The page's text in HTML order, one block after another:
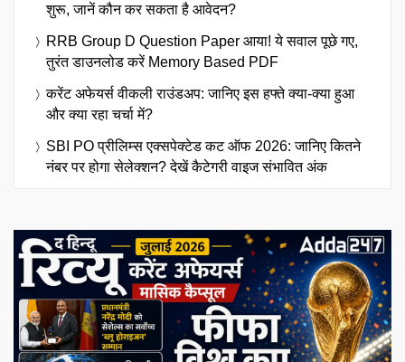
शुरू, जानें कौन कर सकता है आवेदन?
RRB Group D Question Paper आया! ये सवाल पूछे गए,
तुरंत डाउनलोड करें Memory Based PDF
करेंट अफेयर्स वीकली राउंडअप: जानिए इस हफ्ते क्या-क्या हुआ
और क्या रहा चर्चा में?
SBI PO प्रीलिम्स एक्सपेक्टेड कट ऑफ 2026: जानिए कितने
नंबर पर होगा सेलेक्शन? देखें कैटेगरी वाइज संभावित अंक